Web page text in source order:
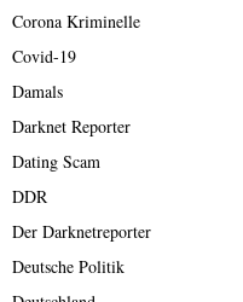
Corona Kriminelle
Covid-19
Damals
Darknet Reporter
Dating Scam
DDR
Der Darknetreporter
Deutsche Politik